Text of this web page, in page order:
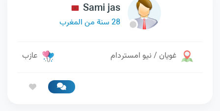
Sami jas
28 سنة من المغرب
غويان / نيو امستردام عازب